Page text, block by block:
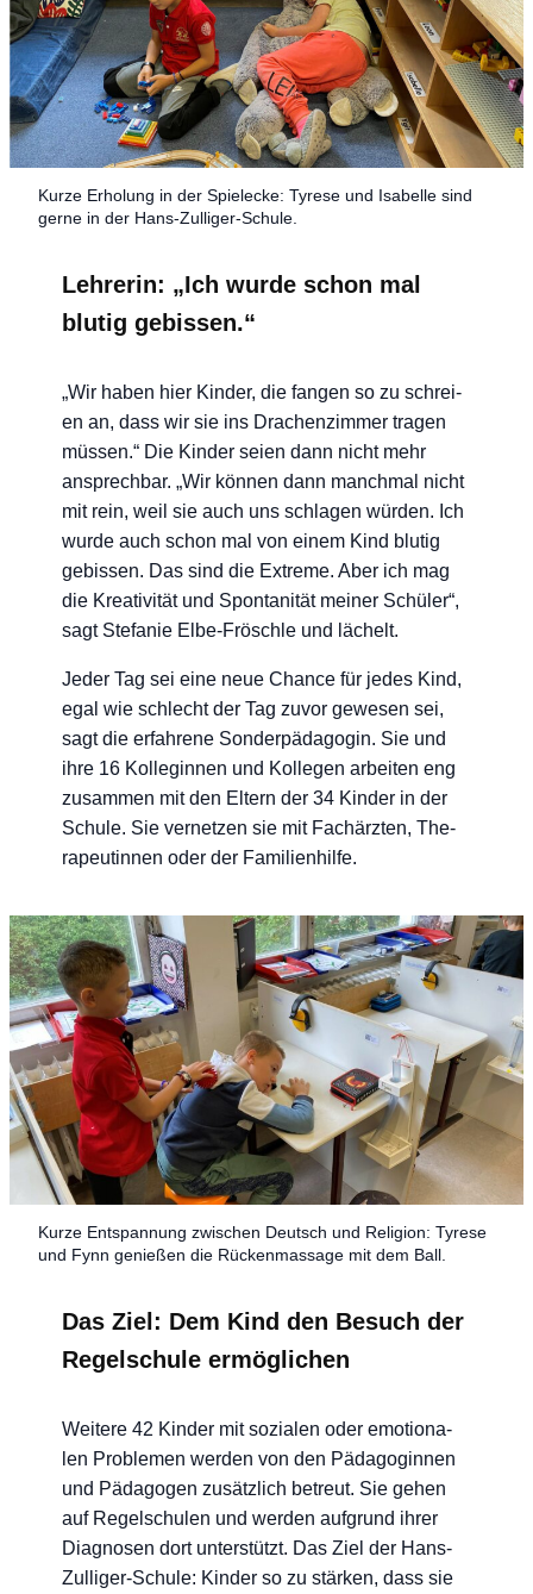
Kur­ze Erho­lung in der Spiel­ecke: Tyre­se und Isa­bel­le sind
ger­ne in der Hans-Zulliger-Schule.
Lehrerin: „Ich wurde schon mal
blutig gebissen.“
„Wir haben hier Kin­der, die fan­gen so zu schrei­
en an, dass wir sie ins Dra­chen­zim­mer tra­gen
müs­sen.“ Die Kin­der sei­en dann nicht mehr
ansprech­bar. „Wir kön­nen dann manch­mal nicht
mit rein, weil sie auch uns schla­gen wür­den. Ich
wur­de auch schon mal von einem Kind blu­tig
gebis­sen. Das sind die Extre­me. Aber ich mag
die Krea­ti­vi­tät und Spon­ta­ni­tät mei­ner Schü­ler“,
sagt Ste­fa­nie Elbe-Frösch­le und lächelt.
Jeder Tag sei eine neue Chan­ce für jedes Kind,
egal wie schlecht der Tag zuvor gewe­sen sei,
sagt die erfah­re­ne Son­der­päd­ago­gin. Sie und
ihre 16 Kol­le­gin­nen und Kol­le­gen arbei­ten eng
zusam­men mit den Eltern der 34 Kin­der in der
Schu­le. Sie ver­net­zen sie mit Fach­ärz­ten, The­
ra­peu­tin­nen oder der Familienhilfe.
Kur­ze Ent­span­nung zwi­schen Deutsch und Reli­gi­on: Tyre­se
und Fynn genie­ßen die Rücken­mas­sa­ge mit dem Ball.
Das Ziel: Dem Kind den Besuch der
Regelschule ermöglichen
Wei­te­re 42 Kin­der mit sozia­len oder emo­tio­na­
len Pro­ble­men wer­den von den Päd­ago­gin­nen
und Päd­ago­gen zusätz­lich betreut. Sie gehen
auf Regel­schu­len und wer­den auf­grund ihrer
Dia­gno­sen dort unter­stützt. Das Ziel der Hans-
Zul­li­ger-Schu­le: Kin­der so zu stär­ken, dass sie